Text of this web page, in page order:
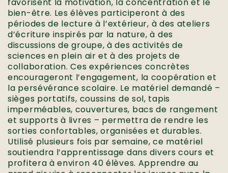
bien-être. Les élèves participeront à des
périodes de lecture à l’extérieur, à des ateliers
d’écriture inspirés par la nature, à des
discussions de groupe, à des activités de
sciences en plein air et à des projets de
collaboration. Ces expériences concrètes
encourageront l’engagement, la coopération et
la persévérance scolaire. Le matériel demandé –
sièges portatifs, coussins de sol, tapis
imperméables, couvertures, bacs de rangement
et supports à livres – permettra de rendre les
sorties confortables, organisées et durables.
Utilisé plusieurs fois par semaine, ce matériel
soutiendra l’apprentissage dans divers cours et
profitera à environ 40 élèves. Apprendre au